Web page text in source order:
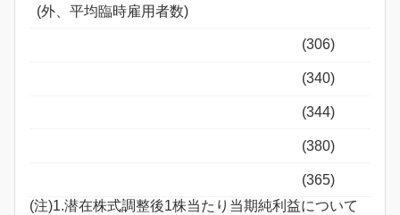
(外、平均臨時雇用者数)
(306)
(340)
(344)
(380)
(365)
(注)1.潜在株式調整後1株当たり当期純利益について